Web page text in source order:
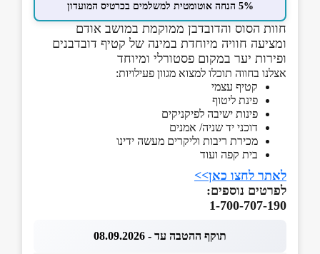
5% הנחה אוטומטית למשלמים בכרטיס המועדון
חוות הסוס והדובדבן ממוקמת במושב אודם
ומציעה חוויה מיוחדת במינה של קטיף דובדבנים
ופירות יער במקום פסטורלי ומיוחד
אצלנו בחווה תוכלו למצוא מגוון פעילויות:
קטיף עצמי
פינת ליטוף
פינות ישיבה לפיקניקים
דוכני יד שניה/ אמנים
מכירת ריבות וליקרים מעשה ידינו
בית קפה ועוד
לאתר לחצו כאן>>
לפרטים נוספים:
1-700-707-190
תוקף ההטבה עד - 08.09.2026